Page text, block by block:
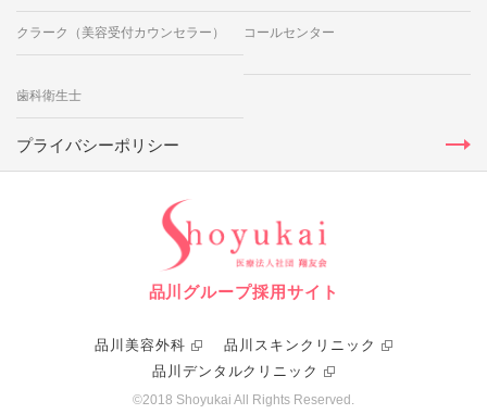
クラーク（美容受付カウンセラー） コールセンター
歯科衛生士
プライバシーポリシー
品川グループ採用サイト
品川美容外科
品川スキンクリニック
品川デンタルクリニック
©2018 Shoyukai All Rights Reserved.